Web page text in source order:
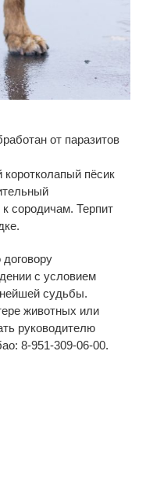
от паразитов
пёсик
к сородичам. Терпит
договору
с условием
судьбы.
животных или
руководителю
8-951-309-06-00.